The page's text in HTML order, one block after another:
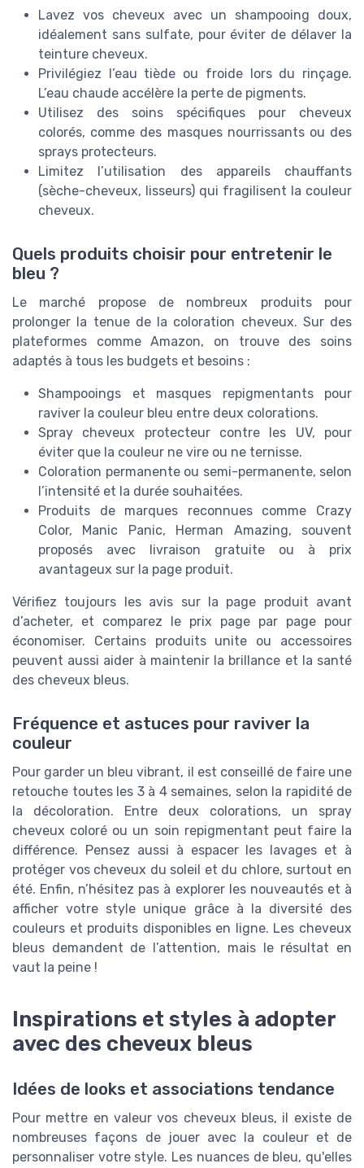
Lavez vos cheveux avec un shampooing doux,
idéalement sans sulfate, pour éviter de délaver la
teinture cheveux.
Privilégiez l’eau tiède ou froide lors du rinçage.
L’eau chaude accélère la perte de pigments.
Utilisez des soins spécifiques pour cheveux
colorés, comme des masques nourrissants ou des
sprays protecteurs.
Limitez l’utilisation des appareils chauffants
(sèche-cheveux, lisseurs) qui fragilisent la couleur
cheveux.
Quels produits choisir pour entretenir le
bleu ?
Le marché propose de nombreux produits pour
prolonger la tenue de la coloration cheveux. Sur des
plateformes comme Amazon, on trouve des soins
adaptés à tous les budgets et besoins :
Shampooings et masques repigmentants pour
raviver la couleur bleu entre deux colorations.
Spray cheveux protecteur contre les UV, pour
éviter que la couleur ne vire ou ne ternisse.
Coloration permanente ou semi-permanente, selon
l’intensité et la durée souhaitées.
Produits de marques reconnues comme Crazy
Color, Manic Panic, Herman Amazing, souvent
proposés avec livraison gratuite ou à prix
avantageux sur la page produit.
Vérifiez toujours les avis sur la page produit avant
d’acheter, et comparez le prix page par page pour
économiser. Certains produits unite ou accessoires
peuvent aussi aider à maintenir la brillance et la santé
des cheveux bleus.
Fréquence et astuces pour raviver la
couleur
Pour garder un bleu vibrant, il est conseillé de faire une
retouche toutes les 3 à 4 semaines, selon la rapidité de
la décoloration. Entre deux colorations, un spray
cheveux coloré ou un soin repigmentant peut faire la
différence. Pensez aussi à espacer les lavages et à
protéger vos cheveux du soleil et du chlore, surtout en
été. Enfin, n’hésitez pas à explorer les nouveautés et à
afficher votre style unique grâce à la diversité des
couleurs et produits disponibles en ligne. Les cheveux
bleus demandent de l’attention, mais le résultat en
vaut la peine !
Inspirations et styles à adopter
avec des cheveux bleus
Idées de looks et associations tendance
Pour mettre en valeur vos cheveux bleus, il existe de
nombreuses façons de jouer avec la couleur et de
personnaliser votre style. Les nuances de bleu, qu'elles